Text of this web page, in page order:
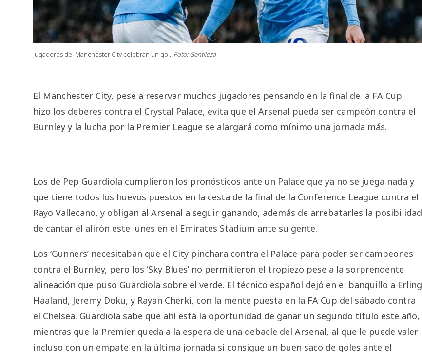
Jugadores del Manchester City celebran un gol. Foto: Gentileza
El Manchester City, pese a reservar muchos jugadores pensando en la final de la FA Cup,
hizo los deberes contra el Crystal Palace, evita que el Arsenal pueda ser campeón contra el
Burnley y la lucha por la Premier League se alargará como mínimo una jornada más.
Los de Pep Guardiola cumplieron los pronósticos ante un Palace que ya no se juega nada y
que tiene todos los huevos puestos en la cesta de la final de la Conference League contra el
Rayo Vallecano, y obligan al Arsenal a seguir ganando, además de arrebatarles la posibilidad
de cantar el alirón este lunes en el Emirates Stadium ante su gente.
Los ‘Gunners’ necesitaban que el City pinchara contra el Palace para poder ser campeones
contra el Burnley, pero los ‘Sky Blues’ no permitieron el tropiezo pese a la sorprendente
alineación que puso Guardiola sobre el verde. El técnico español dejó en el banquillo a Erling
Haaland, Jeremy Doku, y Rayan Cherki, con la mente puesta en la FA Cup del sábado contra
el Chelsea. Guardiola sabe que ahí está la oportunidad de ganar un segundo título este año,
mientras que la Premier queda a la espera de una debacle del Arsenal, al que le puede valer
incluso con un empate en la última jornada si consigue un buen saco de goles ante el